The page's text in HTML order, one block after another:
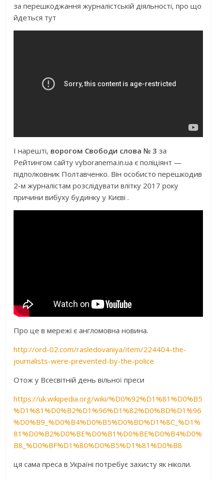
за перешкоджання журналістській діяльності, про що
йдеться тут
І нарешті, ворогом Свободи слова № 3 за
Рейтингом сайту vyboranema.in.ua є поліціянт —
підполковник Полтавченко. Він особисто перешкодив
2-м журналістам розслідувати влітку 2017 року
причини вибуху будинку у Києві .
Про це в мережі є англомовна новина.
http://ord-02.com/rasledovaniya/item/224404-the-
journalists-were-prevented-by-the-police
Отож у Всесвітній день вільної преси
https://uk.wikipedia.org/wiki/%D0%92%D1%81%D0%B5
%D1%81%D0%B2%D1%96%D1%82%D0%BD%D1%96
%D0%B9_%D0%B4%D0%B5%D0%BD%D1%8C_%D1%
81%D0%B2%D0%BE%D0%B1%D0%BE%D0%B4%D0%
B8_%D0%BF%D1%80%D0%B5%D1%81%D0%B8
ця сама преса в Україні потребує захисту як ніколи.